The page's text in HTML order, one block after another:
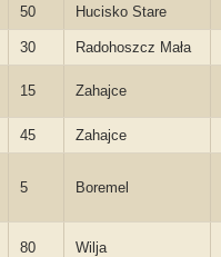
50 Hucisko Stare
30 Radohoszcz Mała
15 Zahajce
45 Zahajce
5 Boremel
80 Wilja